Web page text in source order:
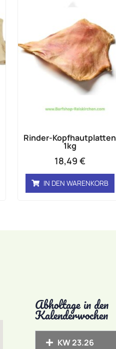
Rinder-Kopfhautplatten
1kg
18,49 €
IN DEN WARENKORB
Abholtage in den
Kalenderwochen
KW 23.26